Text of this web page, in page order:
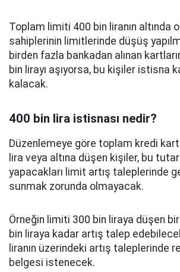
Toplam limiti 400 bin liranın altında
sahiplerinin limitlerinde düşüş
birden fazla bankadan alınan
bin lirayı aşıyorsa, bu kişiler istisna
kalacak.
400 bin lira istisnası nedir?
Düzenlemeye göre toplam kredi
lira veya altına düşen kişiler, bu
yapacakları limit artış taleplerinde
sunmak zorunda olmayacak.
Örneğin limiti 300 bin liraya düşen
bin liraya kadar artış talep
liranın üzerindeki artış taleplerinde
belgesi istenecek.